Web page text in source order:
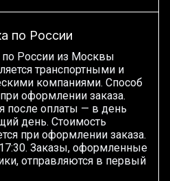
по России
по России из Москвы
транспортными и
компаниями. Способ
оформлении заказа.
после оплаты — в день
день. Стоимость
при оформлении заказа.
Заказы, оформленные
отправляются в первый